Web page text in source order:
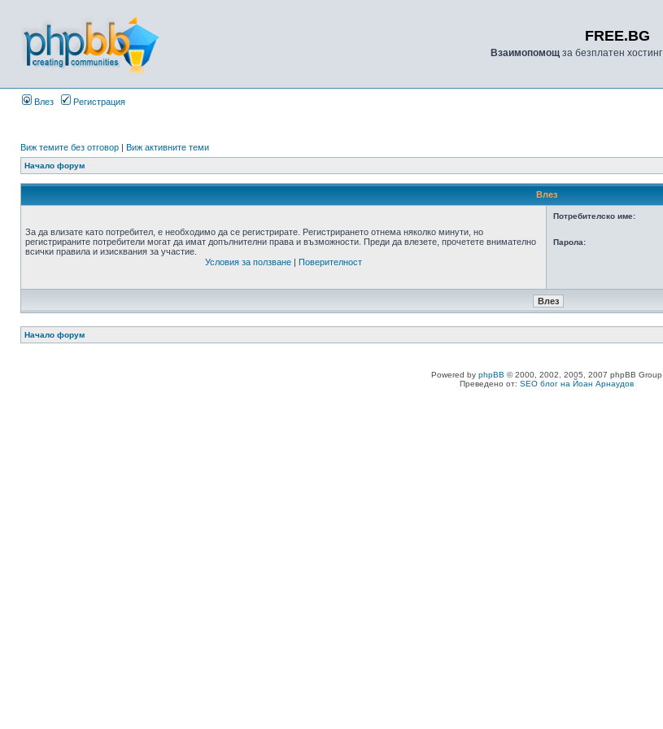
FREE.BG
Взаимопомощза безплатен хостинг
Влез Регистрация
Виж темите без отговор | Виж активните теми
Начало форум
Влез
За да влизате като потребител, е необходимо да се регистрирате. Регистрирането отнема няколко минути, но
регистрираните потребители могат да имат допълнителни права и възможности. Преди да влезете, прочетете внимателно
всички правила и изисквания за участие.
Условия за ползване | Поверителност
Потребителско име:
Парола:
Начало форум
Powered by phpBB © 2000, 2002, 2005, 2007 phpBB Group
Преведено от: SEO блог на Йоан Арнаудов